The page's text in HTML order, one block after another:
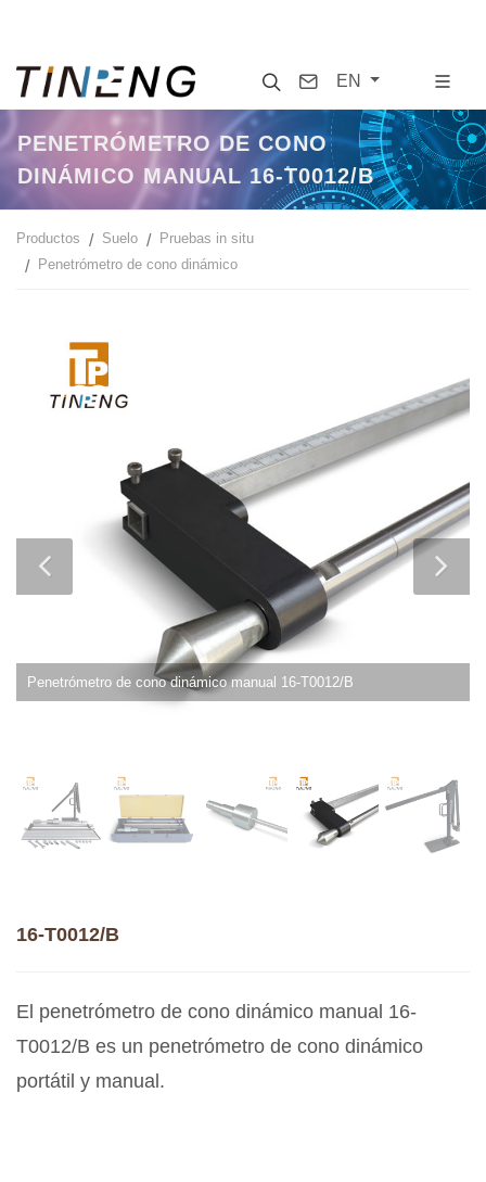
SearchContact
EN
PENETRÓMETRO DE CONO
DINÁMICO MANUAL 16-T0012/B
Productos Suelo
Pruebas in situ
Penetrómetro de cono dinámico
Penetrómetro de cono dinámico manual 16-T0012/B
16-T0012/B
El penetrómetro de cono dinámico manual 16-
T0012/B es un penetrómetro de cono dinámico
portátil y manual.